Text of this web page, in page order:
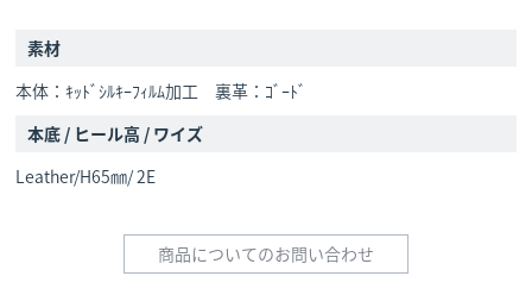
素材
本体：ｷｯﾄﾞｼﾙｷｰﾌｨﾙﾑ加工 裏革：ｺﾞｰﾄﾞ
本底 / ヒール高 / ワイズ
Leather/H65㎜/ 2E
商品についてのお問い合わせ